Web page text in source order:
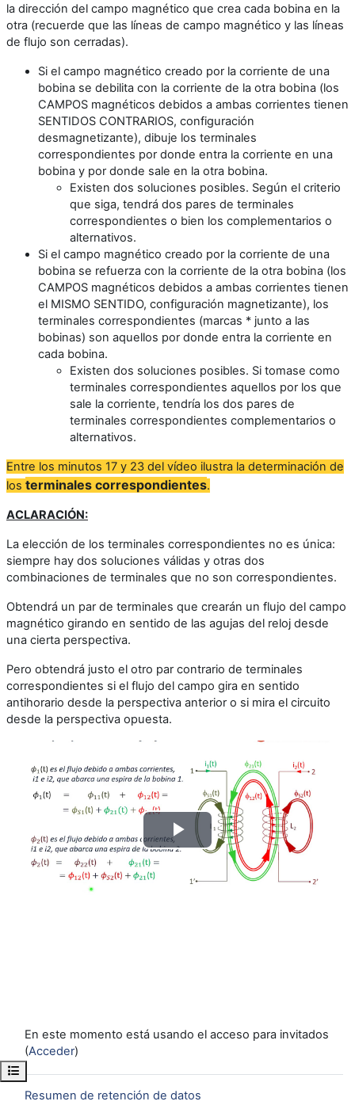
Abrir índice del curso
la dirección del campo magnético que crea cada bobina en la
otra (recuerde que las líneas de campo magnético y las líneas
de flujo son cerradas).
Si el campo magnético creado por la corriente de una
bobina se debilita con la corriente de la otra bobina (los
CAMPOS magnéticos debidos a ambas corrientes tienen
SENTIDOS CONTRARIOS, configuración
desmagnetizante), dibuje los terminales
correspondientes por donde entra la corriente en una
bobina y por donde sale en la otra bobina.
Existen dos soluciones posibles. Según el criterio
que siga, tendrá dos pares de terminales
correspondientes o bien los complementarios o
alternativos.
Si el campo magnético creado por la corriente de una
bobina se refuerza con la corriente de la otra bobina (los
CAMPOS magnéticos debidos a ambas corrientes tienen
el MISMO SENTIDO, configuración magnetizante), los
terminales correspondientes (marcas * junto a las
bobinas) son aquellos por donde entra la corriente en
cada bobina.
Existen dos soluciones posibles. Si tomase como
terminales correspondientes aquellos por los que
sale la corriente, tendría los dos pares de
terminales correspondientes complementarios o
alternativos.
Entre los minutos 17 y 23 del vídeo ilustra la determinación de
los terminales correspondientes.
ACLARACIÓN:
La elección de los terminales correspondientes no es única:
siempre hay dos soluciones válidas y otras dos
combinaciones de terminales que no son correspondientes.
Obtendrá un par de terminales que crearán un flujo del campo
magnético girando en sentido de las agujas del reloj desde
una cierta perspectiva.
Pero obtendrá justo el otro par contrario de terminales
correspondientes si el flujo del campo gira en sentido
antihorario desde la perspectiva anterior o si mira el circuito
desde la perspectiva opuesta.
Reproducir
Vídeo
En este momento está usando el acceso para invitados
(Acceder)
Resumen de retención de datos